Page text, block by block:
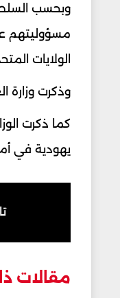
الولايات
وذكرت وزارة
كما ذكرت
يهودية في
مقالات